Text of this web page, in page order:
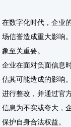
在数字化时代，企业
场信誉造成重大影响
象至关重要。
企业在面对负面信息
估其可能造成的影响
进行整改，并通过官
信息为不实或夸大，
保护自身合法权益。